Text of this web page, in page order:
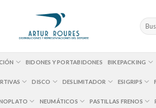
Buscar
por:
BIDONES Y PORTABIDONES BIKEPACKING
DISCO DESLIMITADOR ESIGRIPS
NEUMÁTICOS PASTILLAS FRENOS